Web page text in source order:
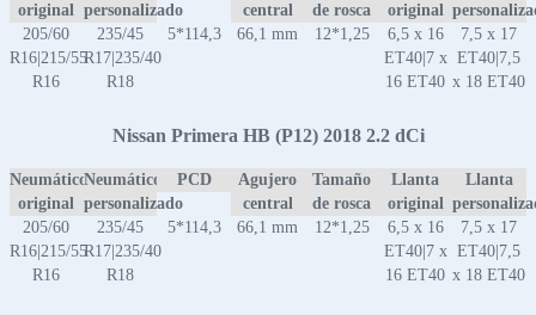
original personalizado
central
de rosca
original
205/60
R16|215/55
R16
235/45
R17|235/40
R18
5*114,3 66,1 mm 12*1,25
6,5 x 16
ET40|7 x
16 ET40
7,5 x 17
ET40|7,5
x 18 ET40
Nissan Primera HB (P12) 2018 2.2 dCi
Neumático
original
Neumático
personalizado
PCD
Agujero
central
Tamaño
de rosca
Llanta
original
Llanta
205/60
R16|215/55
R16
235/45
R17|235/40
R18
5*114,3 66,1 mm 12*1,25
6,5 x 16
ET40|7 x
16 ET40
7,5 x 17
ET40|7,5
x 18 ET40